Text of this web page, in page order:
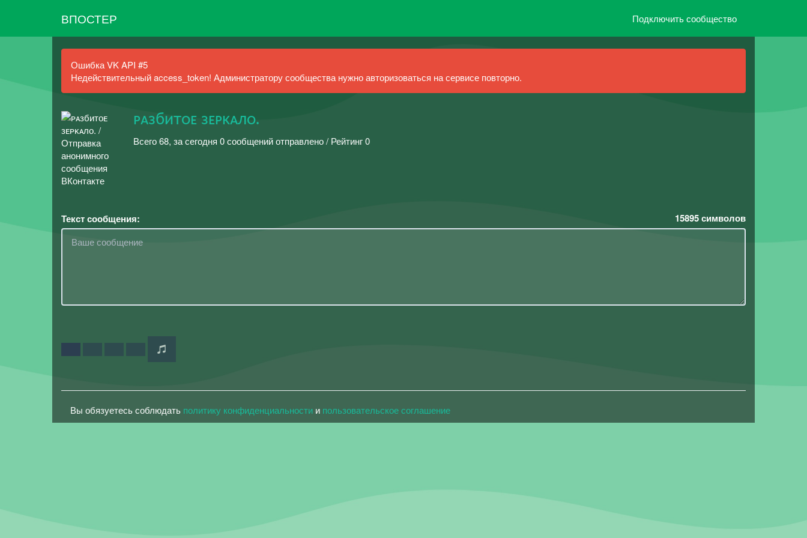
ВПОСТЕР Подключить сообщество
Ошибка VK API #5
Недействительный access_token! Администратору сообщества нужно авторизоваться на сервисе повторно.
ᴘᴀзбитᴏᴇ зᴇᴘᴋᴀлᴏ.
Всего 68, за сегодня 0 сообщений отправлено / Рейтинг 0
Текст сообщения: 15895символов
Вы обязуетесь соблюдать политику конфиденциальности и пользовательское соглашение